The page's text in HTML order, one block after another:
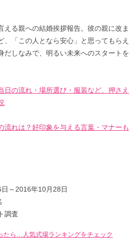
える親への結婚挨拶報告。彼の親に改ま
、「この人となら安心」と思ってもらえ
だしなみで、明るい未来へのスタートを
日の流れ・場所選び・服装など、押さえ
流れは？好印象を与える言葉・マナーも
～2016年10月28日
調査
たら…人気式場ランキングをチェック